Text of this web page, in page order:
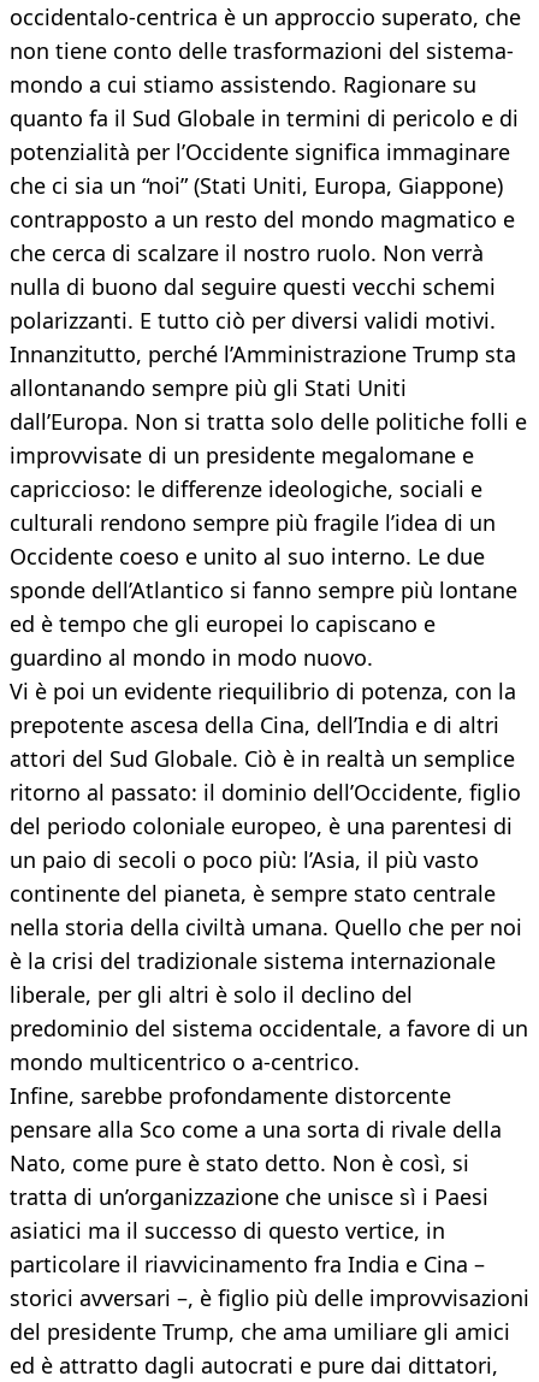
occidentalo-centrica è un approccio superato, che
non tiene conto delle trasformazioni del sistema-
mondo a cui stiamo assistendo. Ragionare su
quanto fa il Sud Globale in termini di pericolo e di
potenzialità per l’Occidente significa immaginare
che ci sia un “noi” (Stati Uniti, Europa, Giappone)
contrapposto a un resto del mondo magmatico e
che cerca di scalzare il nostro ruolo. Non verrà
nulla di buono dal seguire questi vecchi schemi
polarizzanti. E tutto ciò per diversi validi motivi.
Innanzitutto, perché l’Amministrazione Trump sta
allontanando sempre più gli Stati Uniti
dall’Europa. Non si tratta solo delle politiche folli e
improvvisate di un presidente megalomane e
capriccioso: le differenze ideologiche, sociali e
culturali rendono sempre più fragile l’idea di un
Occidente coeso e unito al suo interno. Le due
sponde dell’Atlantico si fanno sempre più lontane
ed è tempo che gli europei lo capiscano e
guardino al mondo in modo nuovo.
Vi è poi un evidente riequilibrio di potenza, con la
prepotente ascesa della Cina, dell’India e di altri
attori del Sud Globale. Ciò è in realtà un semplice
ritorno al passato: il dominio dell’Occidente, figlio
del periodo coloniale europeo, è una parentesi di
un paio di secoli o poco più: l’Asia, il più vasto
continente del pianeta, è sempre stato centrale
nella storia della civiltà umana. Quello che per noi
è la crisi del tradizionale sistema internazionale
liberale, per gli altri è solo il declino del
predominio del sistema occidentale, a favore di un
mondo multicentrico o a-centrico.
Infine, sarebbe profondamente distorcente
pensare alla Sco come a una sorta di rivale della
Nato, come pure è stato detto. Non è così, si
tratta di un’organizzazione che unisce sì i Paesi
asiatici ma il successo di questo vertice, in
particolare il riavvicinamento fra India e Cina –
storici avversari –, è figlio più delle improvvisazioni
del presidente Trump, che ama umiliare gli amici
ed è attratto dagli autocrati e pure dai dittatori,